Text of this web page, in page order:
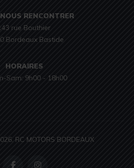
RENCONTRER
rue Bouthier
Bordeaux Bastide
HORAIRES
Sam: 9h00 - 18h00
RC MOTORS BORDEAUX